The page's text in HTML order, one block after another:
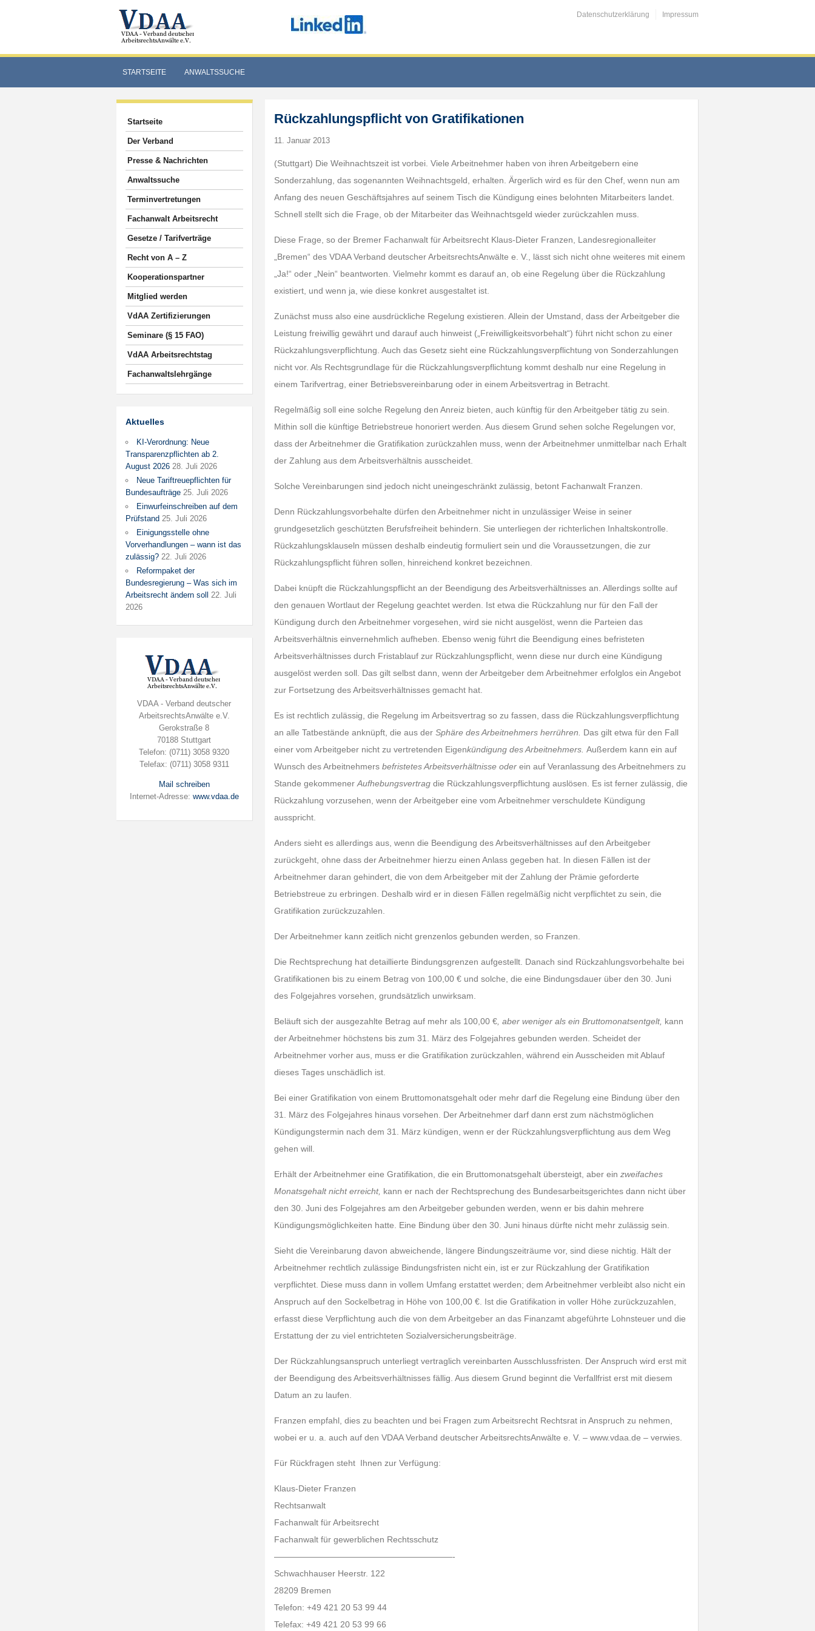
Datenschutzerklärung Impressum
STARTSEITE ANWALTSSUCHE
Startseite
Der Verband
Presse & Nachrichten
Anwaltssuche
Terminvertretungen
Fachanwalt Arbeitsrecht
Gesetze / Tarifverträge
Recht von A – Z
Kooperationspartner
Mitglied werden
VdAA Zertifizierungen
Seminare (§ 15 FAO)
VdAA Arbeitsrechtstag
Fachanwaltslehrgänge
Aktuelles
KI-Verordnung: Neue
Transparenzpflichten ab 2.
August 2026 28. Juli 2026
Neue Tariftreuepflichten für
Bundesaufträge 25. Juli 2026
Einwurfeinschreiben auf dem
Prüfstand 25. Juli 2026
Einigungsstelle ohne
Vorverhandlungen – wann ist das
zulässig? 22. Juli 2026
Reformpaket der
Bundesregierung – Was sich im
Arbeitsrecht ändern soll
22. Juli
2026
VDAA - Verband deutscher
ArbeitsrechtsAnwälte e.V.
Gerokstraße 8
70188 Stuttgart
Telefon: (0711) 3058 9320
Telefax: (0711) 3058 9311
Mail schreiben
Internet-Adresse: www.vdaa.de
Rückzahlungspflicht von Gratifikationen
11. Januar 2013
(Stuttgart) Die Weihnachtszeit ist vorbei. Viele Arbeitnehmer haben von ihren Arbeitgebern eine
Sonderzahlung, das sogenannten Weihnachtsgeld, erhalten. Ärgerlich wird es für den Chef, wenn nun am
Anfang des neuen Geschäftsjahres auf seinem Tisch die Kündigung eines belohnten Mitarbeiters landet.
Schnell stellt sich die Frage, ob der Mitarbeiter das Weihnachtsgeld wieder zurückzahlen muss.
Diese Frage, so der Bremer Fachanwalt für Arbeitsrecht Klaus-Dieter Franzen, Landesregionalleiter
„Bremen“ des VDAA Verband deutscher ArbeitsrechtsAnwälte e. V., lässt sich nicht ohne weiteres mit einem
„Ja!“ oder „Nein“ beantworten. Vielmehr kommt es darauf an, ob eine Regelung über die Rückzahlung
existiert, und wenn ja, wie diese konkret ausgestaltet ist.
Zunächst muss also eine ausdrückliche Regelung existieren. Allein der Umstand, dass der Arbeitgeber die
Leistung freiwillig gewährt und darauf auch hinweist („Freiwilligkeitsvorbehalt“) führt nicht schon zu einer
Rückzahlungsverpflichtung. Auch das Gesetz sieht eine Rückzahlungsverpflichtung von Sonderzahlungen
nicht vor. Als Rechtsgrundlage für die Rückzahlungsverpflichtung kommt deshalb nur eine Regelung in
einem Tarifvertrag, einer Betriebsvereinbarung oder in einem Arbeitsvertrag in Betracht.
Regelmäßig soll eine solche Regelung den Anreiz bieten, auch künftig für den Arbeitgeber tätig zu sein.
Mithin soll die künftige Betriebstreue honoriert werden. Aus diesem Grund sehen solche Regelungen vor,
dass der Arbeitnehmer die Gratifikation zurückzahlen muss, wenn der Arbeitnehmer unmittelbar nach Erhalt
der Zahlung aus dem Arbeitsverhältnis ausscheidet.
Solche Vereinbarungen sind jedoch nicht uneingeschränkt zulässig, betont Fachanwalt Franzen.
Denn Rückzahlungsvorbehalte dürfen den Arbeitnehmer nicht in unzulässiger Weise in seiner
grundgesetzlich geschützten Berufsfreiheit behindern. Sie unterliegen der richterlichen Inhaltskontrolle.
Rückzahlungsklauseln müssen deshalb eindeutig formuliert sein und die Voraussetzungen, die zur
Rückzahlungspflicht führen sollen, hinreichend konkret bezeichnen.
Dabei knüpft die Rückzahlungspflicht an der Beendigung des Arbeitsverhältnisses an. Allerdings sollte auf
den genauen Wortlaut der Regelung geachtet werden. Ist etwa die Rückzahlung nur für den Fall der
Kündigung durch den Arbeitnehmer vorgesehen, wird sie nicht ausgelöst, wenn die Parteien das
Arbeitsverhältnis einvernehmlich aufheben. Ebenso wenig führt die Beendigung eines befristeten
Arbeitsverhältnisses durch Fristablauf zur Rückzahlungspflicht, wenn diese nur durch eine Kündigung
ausgelöst werden soll. Das gilt selbst dann, wenn der Arbeitgeber dem Arbeitnehmer erfolglos ein Angebot
zur Fortsetzung des Arbeitsverhältnisses gemacht hat.
Es ist rechtlich zulässig, die Regelung im Arbeitsvertrag so zu fassen, dass die Rückzahlungsverpflichtung
an alle Tatbestände anknüpft, die aus derSphäre des Arbeitnehmers herrühren. Das gilt etwa für den Fall
einer vom Arbeitgeber nicht zu vertretenden Eigenkündigung des Arbeitnehmers .Außerdem kann ein auf
Wunsch des Arbeitnehmersbefristetes Arbeitsverhältnisse oder ein auf Veranlassung des Arbeitnehmers zu
Stande gekommenerAufhebungsvertrag die Rückzahlungsverpflichtung auslösen. Es ist ferner zulässig, die
Rückzahlung vorzusehen, wenn der Arbeitgeber eine vom Arbeitnehmer verschuldete Kündigung
ausspricht.
Anders sieht es allerdings aus, wenn die Beendigung des Arbeitsverhältnisses auf den Arbeitgeber
zurückgeht, ohne dass der Arbeitnehmer hierzu einen Anlass gegeben hat. In diesen Fällen ist der
Arbeitnehmer daran gehindert, die von dem Arbeitgeber mit der Zahlung der Prämie geforderte
Betriebstreue zu erbringen. Deshalb wird er in diesen Fällen regelmäßig nicht verpflichtet zu sein, die
Gratifikation zurückzuzahlen.
Der Arbeitnehmer kann zeitlich nicht grenzenlos gebunden werden, so Franzen.
Die Rechtsprechung hat detaillierte Bindungsgrenzen aufgestellt. Danach sind Rückzahlungsvorbehalte bei
Gratifikationen bis zu einem Betrag von 100,00 € und solche, die eine Bindungsdauer über den 30. Juni
des Folgejahres vorsehen, grundsätzlich unwirksam.
Beläuft sich der ausgezahlte Betrag auf mehr als 100,00 € ,aber weniger als ein Bruttomonatsentgelt, kann
der Arbeitnehmer höchstens bis zum 31. März des Folgejahres gebunden werden. Scheidet der
Arbeitnehmer vorher aus, muss er die Gratifikation zurückzahlen, während ein Ausscheiden mit Ablauf
dieses Tages unschädlich ist.
Bei einer Gratifikation von einem Bruttomonatsgehalt oder mehr darf die Regelung eine Bindung über den
31. März des Folgejahres hinaus vorsehen. Der Arbeitnehmer darf dann erst zum nächstmöglichen
Kündigungstermin nach dem 31. März kündigen, wenn er der Rückzahlungsverpflichtung aus dem Weg
gehen will.
Erhält der Arbeitnehmer eine Gratifikation, die ein Bruttomonatsgehalt übersteigt, aber einzweifaches
Monatsgehalt nicht erreicht, kann er nach der Rechtsprechung des Bundesarbeitsgerichtes dann nicht über
den 30. Juni des Folgejahres am den Arbeitgeber gebunden werden, wenn er bis dahin mehrere
Kündigungsmöglichkeiten hatte. Eine Bindung über den 30. Juni hinaus dürfte nicht mehr zulässig sein.
Sieht die Vereinbarung davon abweichende, längere Bindungszeiträume vor, sind diese nichtig. Hält der
Arbeitnehmer rechtlich zulässige Bindungsfristen nicht ein, ist er zur Rückzahlung der Gratifikation
verpflichtet. Diese muss dann in vollem Umfang erstattet werden; dem Arbeitnehmer verbleibt also nicht ein
Anspruch auf den Sockelbetrag in Höhe von 100,00 €. Ist die Gratifikation in voller Höhe zurückzuzahlen,
erfasst diese Verpflichtung auch die von dem Arbeitgeber an das Finanzamt abgeführte Lohnsteuer und die
Erstattung der zu viel entrichteten Sozialversicherungsbeiträge.
Der Rückzahlungsanspruch unterliegt vertraglich vereinbarten Ausschlussfristen. Der Anspruch wird erst mit
der Beendigung des Arbeitsverhältnisses fällig. Aus diesem Grund beginnt die Verfallfrist erst mit diesem
Datum an zu laufen.
Franzen empfahl, dies zu beachten und bei Fragen zum Arbeitsrecht Rechtsrat in Anspruch zu nehmen,
wobei er u. a. auch auf den VDAA Verband deutscher ArbeitsrechtsAnwälte e. V. – www.vdaa.de – verwies.
Für Rückfragen steht Ihnen zur Verfügung:
Klaus-Dieter Franzen
Rechtsanwalt
Fachanwalt für Arbeitsrecht
Fachanwalt für gewerblichen Rechtsschutz
—————————————————————-
Schwachhauser Heerstr. 122
28209 Bremen
Telefon: +49 421 20 53 99 44
Telefax: +49 421 20 53 99 66